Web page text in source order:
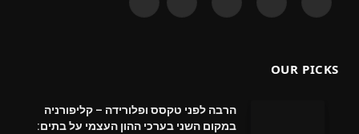
Facebook
Pinterest
YouTube
WhatsApp
OUR PICKS
הרבה לפני טקסס ופלורידה – קליפורניה
במקום השני בערכי ההון העצמי על בתים: